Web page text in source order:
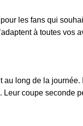
les fans qui
à toutes vos
long de la
coupe seconde